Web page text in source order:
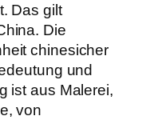
Das gilt
Die
chinesicher
und
ist aus Malerei,
von